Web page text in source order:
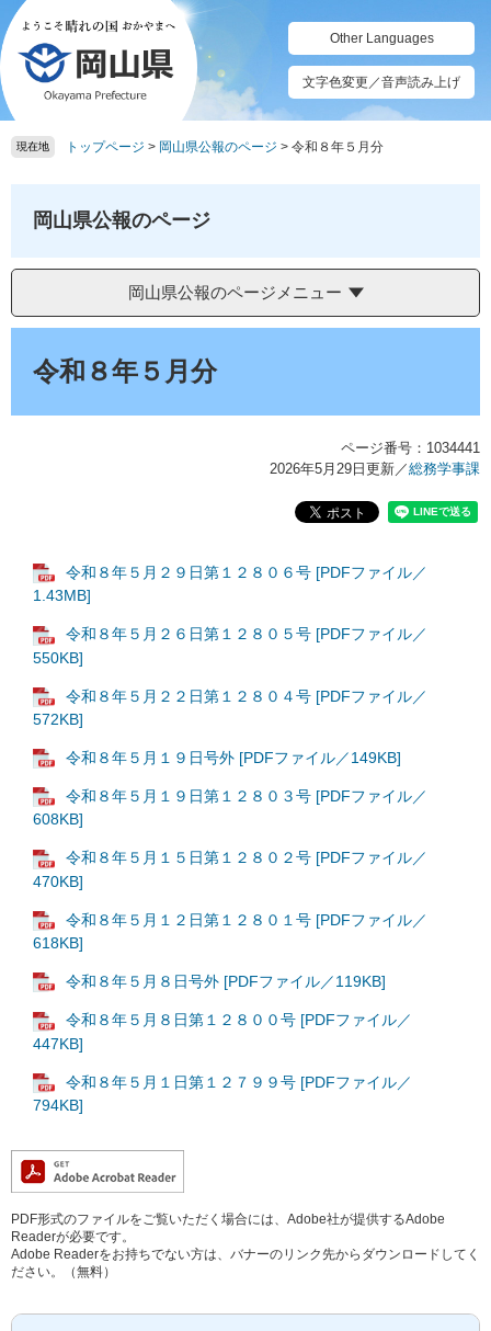
ペ
ー
ジ
の
先
頭
メ
ニ
ュ
ー
を
飛
Other Languages
文字色変更／音声読み上げ
現在地 トップページ > 岡山県公報のページ > 令和８年５月分
岡山県公報のページ
岡山県公報のページメニュー
令和８年５月分
ページ番号：1034441
2026年5月29日更新／総務学事課
令和８年５月２９日第１２８０６号 [PDFファイル／
1.43MB]
令和８年５月２６日第１２８０５号 [PDFファイル／
550KB]
令和８年５月２２日第１２８０４号 [PDFファイル／
572KB]
令和８年５月１９日号外 [PDFファイル／149KB]
令和８年５月１９日第１２８０３号 [PDFファイル／
608KB]
令和８年５月１５日第１２８０２号 [PDFファイル／
470KB]
令和８年５月１２日第１２８０１号 [PDFファイル／
618KB]
令和８年５月８日号外 [PDFファイル／119KB]
令和８年５月８日第１２８００号 [PDFファイル／
447KB]
令和８年５月１日第１２７９９号 [PDFファイル／
794KB]
PDF形式のファイルをご覧いただく場合には、Adobe社が提供するAdobe
Readerが必要です。
Adobe Readerをお持ちでない方は、バナーのリンク先からダウンロードしてく
ださい。（無料）